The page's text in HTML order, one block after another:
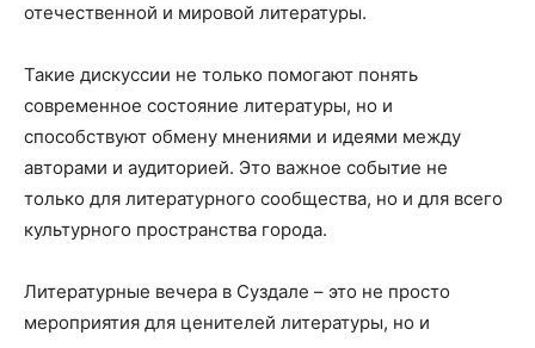
отечественной и мировой литературы.
Такие дискуссии не только помогают понять
современное состояние литературы, но и
способствуют обмену мнениями и идеями между
авторами и аудиторией. Это важное событие не
только для литературного сообщества, но и для всего
культурного пространства города.
Литературные вечера в Суздале – это не просто
мероприятия для ценителей литературы, но и